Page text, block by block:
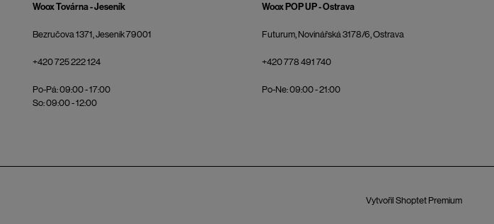
Woox Továrna - Jeseník
Bezručova 1371, Jeseník 79001
+420 725 222 124
Po-Pá: 09:00 - 17:00
So: 09:00 - 12:00
Woox POP UP - Ostrava
Futurum, Novinářská 3178/6, Ostrava
+420 778 491 740
Po-Ne: 09:00 - 21:00
Vytvořil Shoptet Premium